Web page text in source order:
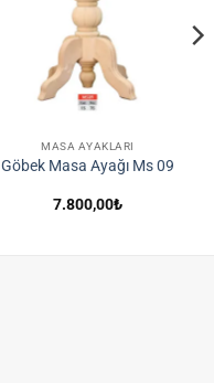
MASA AYAKLARI
Göbek Masa Ayağı Ms 09
7.800,00₺